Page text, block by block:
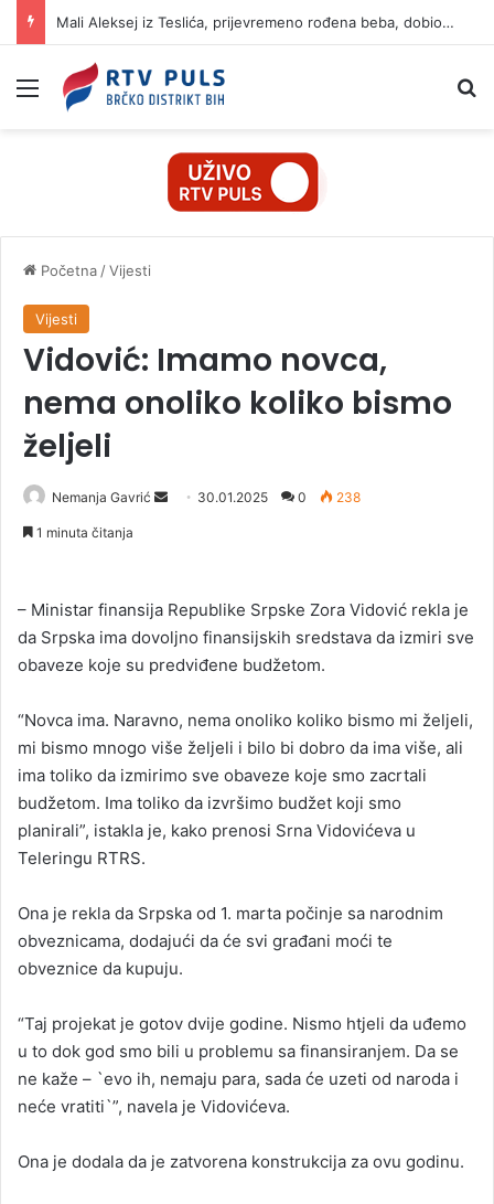
Mali Aleksej iz Teslića, prijevremeno rođena beba, dobio životnu bitku na UKC-u Srpske
Izbornik
Početna /Vijesti
Vijesti
Vidović: Imamo novca,
nema onoliko koliko bismo
željeli
Nemanja Gavrić
a
n
30.01.2025 0 238
1 minuta čitanja
– Ministar finansija Republike Srpske Zora Vidović rekla je
da Srpska ima dovoljno finansijskih sredstava da izmiri sve
obaveze koje su predviđene budžetom.
“Novca ima. Naravno, nema onoliko koliko bismo mi željeli,
mi bismo mnogo više željeli i bilo bi dobro da ima više, ali
ima toliko da izmirimo sve obaveze koje smo zacrtali
budžetom. Ima toliko da izvršimo budžet koji smo
planirali”, istakla je, kako prenosi Srna Vidovićeva u
Teleringu RTRS.
Ona je rekla da Srpska od 1. marta počinje sa narodnim
obveznicama, dodajući da će svi građani moći te
obveznice da kupuju.
“Taj projekat je gotov dvije godine. Nismo htjeli da uđemo
u to dok god smo bili u problemu sa finansiranjem. Da se
ne kaže – `evo ih, nemaju para, sada će uzeti od naroda i
neće vratiti`”, navela je Vidovićeva.
Ona je dodala da je zatvorena konstrukcija za ovu godinu.